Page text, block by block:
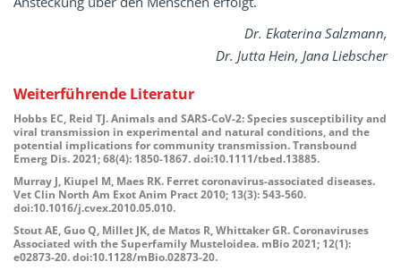
Dr. Ekaterina Salzmann,
Dr. Jutta Hein, Jana Liebscher
Weiterführende Literatur
Hobbs EC, Reid TJ. Animals and SARS-CoV-2: Species susceptibility and
viral transmission in experimental and natural conditions, and the
potential implications for community transmission. Transbound
Emerg Dis. 2021; 68(4): 1850-1867. doi:10.1111/tbed.13885.
Murray J, Kiupel M, Maes RK. Ferret coronavirus-associated diseases.
Vet Clin North Am Exot Anim Pract 2010; 13(3): 543-560.
doi:10.1016/j.cvex.2010.05.010.
Stout AE, Guo Q, Millet JK, de Matos R, Whittaker GR. Coronaviruses
Associated with the Superfamily Musteloidea. mBio 2021; 12(1):
e02873-20. doi:10.1128/mBio.02873-20.